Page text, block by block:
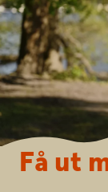
Få ut